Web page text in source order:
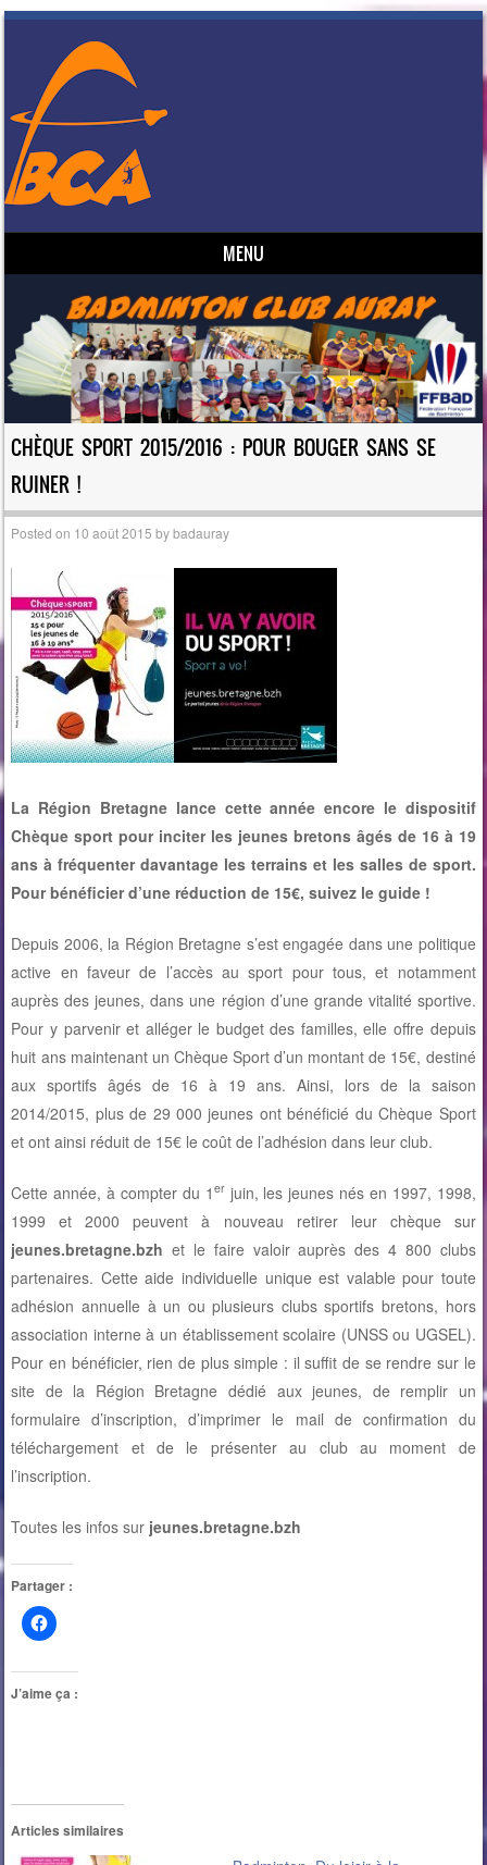
MENU
CHÈQUE SPORT 2015/2016 : POUR BOUGER SANS SE
RUINER !
Posted on 10 août 2015 bybadauray
La Région Bretagne lance cette année encore le dispositif
Chèque sport pour inciter les jeunes bretons âgés de 16 à 19
ans à fréquenter davantage les terrains et les salles de sport.
Pour bénéficier d’une réduction de 15€, suivez le guide !
Depuis 2006, la Région Bretagne s’est engagée dans une politique
active en faveur de l’accès au sport pour tous, et notamment
auprès des jeunes, dans une région d’une grande vitalité sportive.
Pour y parvenir et alléger le budget des familles, elle offre depuis
huit ans maintenant un Chèque Sport d’un montant de 15€, destiné
aux sportifs âgés de 16 à 19 ans. Ainsi, lors de la saison
2014/2015, plus de 29 000 jeunes ont bénéficié du Chèque Sport
et ont ainsi réduit de 15€ le coût de l’adhésion dans leur club.
Cette année, à compter du 1 erjuin, les jeunes nés en 1997, 1998,
1999 et 2000 peuvent à nouveau retirer leur chèque sur
jeunes.bretagne.bzh et le faire valoir auprès des 4 800 clubs
partenaires. Cette aide individuelle unique est valable pour toute
adhésion annuelle à un ou plusieurs clubs sportifs bretons, hors
association interne à un établissement scolaire (UNSS ou UGSEL).
Pour en bénéficier, rien de plus simple : il suffit de se rendre sur le
site de la Région Bretagne dédié aux jeunes, de remplir un
formulaire d’inscription, d’imprimer le mail de confirmation du
téléchargement et de le présenter au club au moment de
l’inscription.
Toutes les infos sur jeunes.bretagne.bzh
Partager :
J’aime ça :
Articles similaires